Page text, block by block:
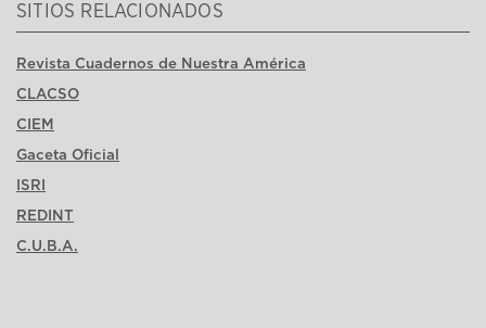
SITIOS RELACIONADOS
Revista Cuadernos de Nuestra América
CLACSO
CIEM
Gaceta Oficial
ISRI
REDINT
C.U.B.A.